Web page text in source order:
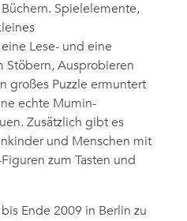
Spielelemente,
Lese- und eine
Stöbern, Ausprobieren
großes Puzzle ermuntert
echte Mumin-
Zusätzlich gibt es
und Menschen mit
zum Tasten und
Ende 2009 in Berlin zu